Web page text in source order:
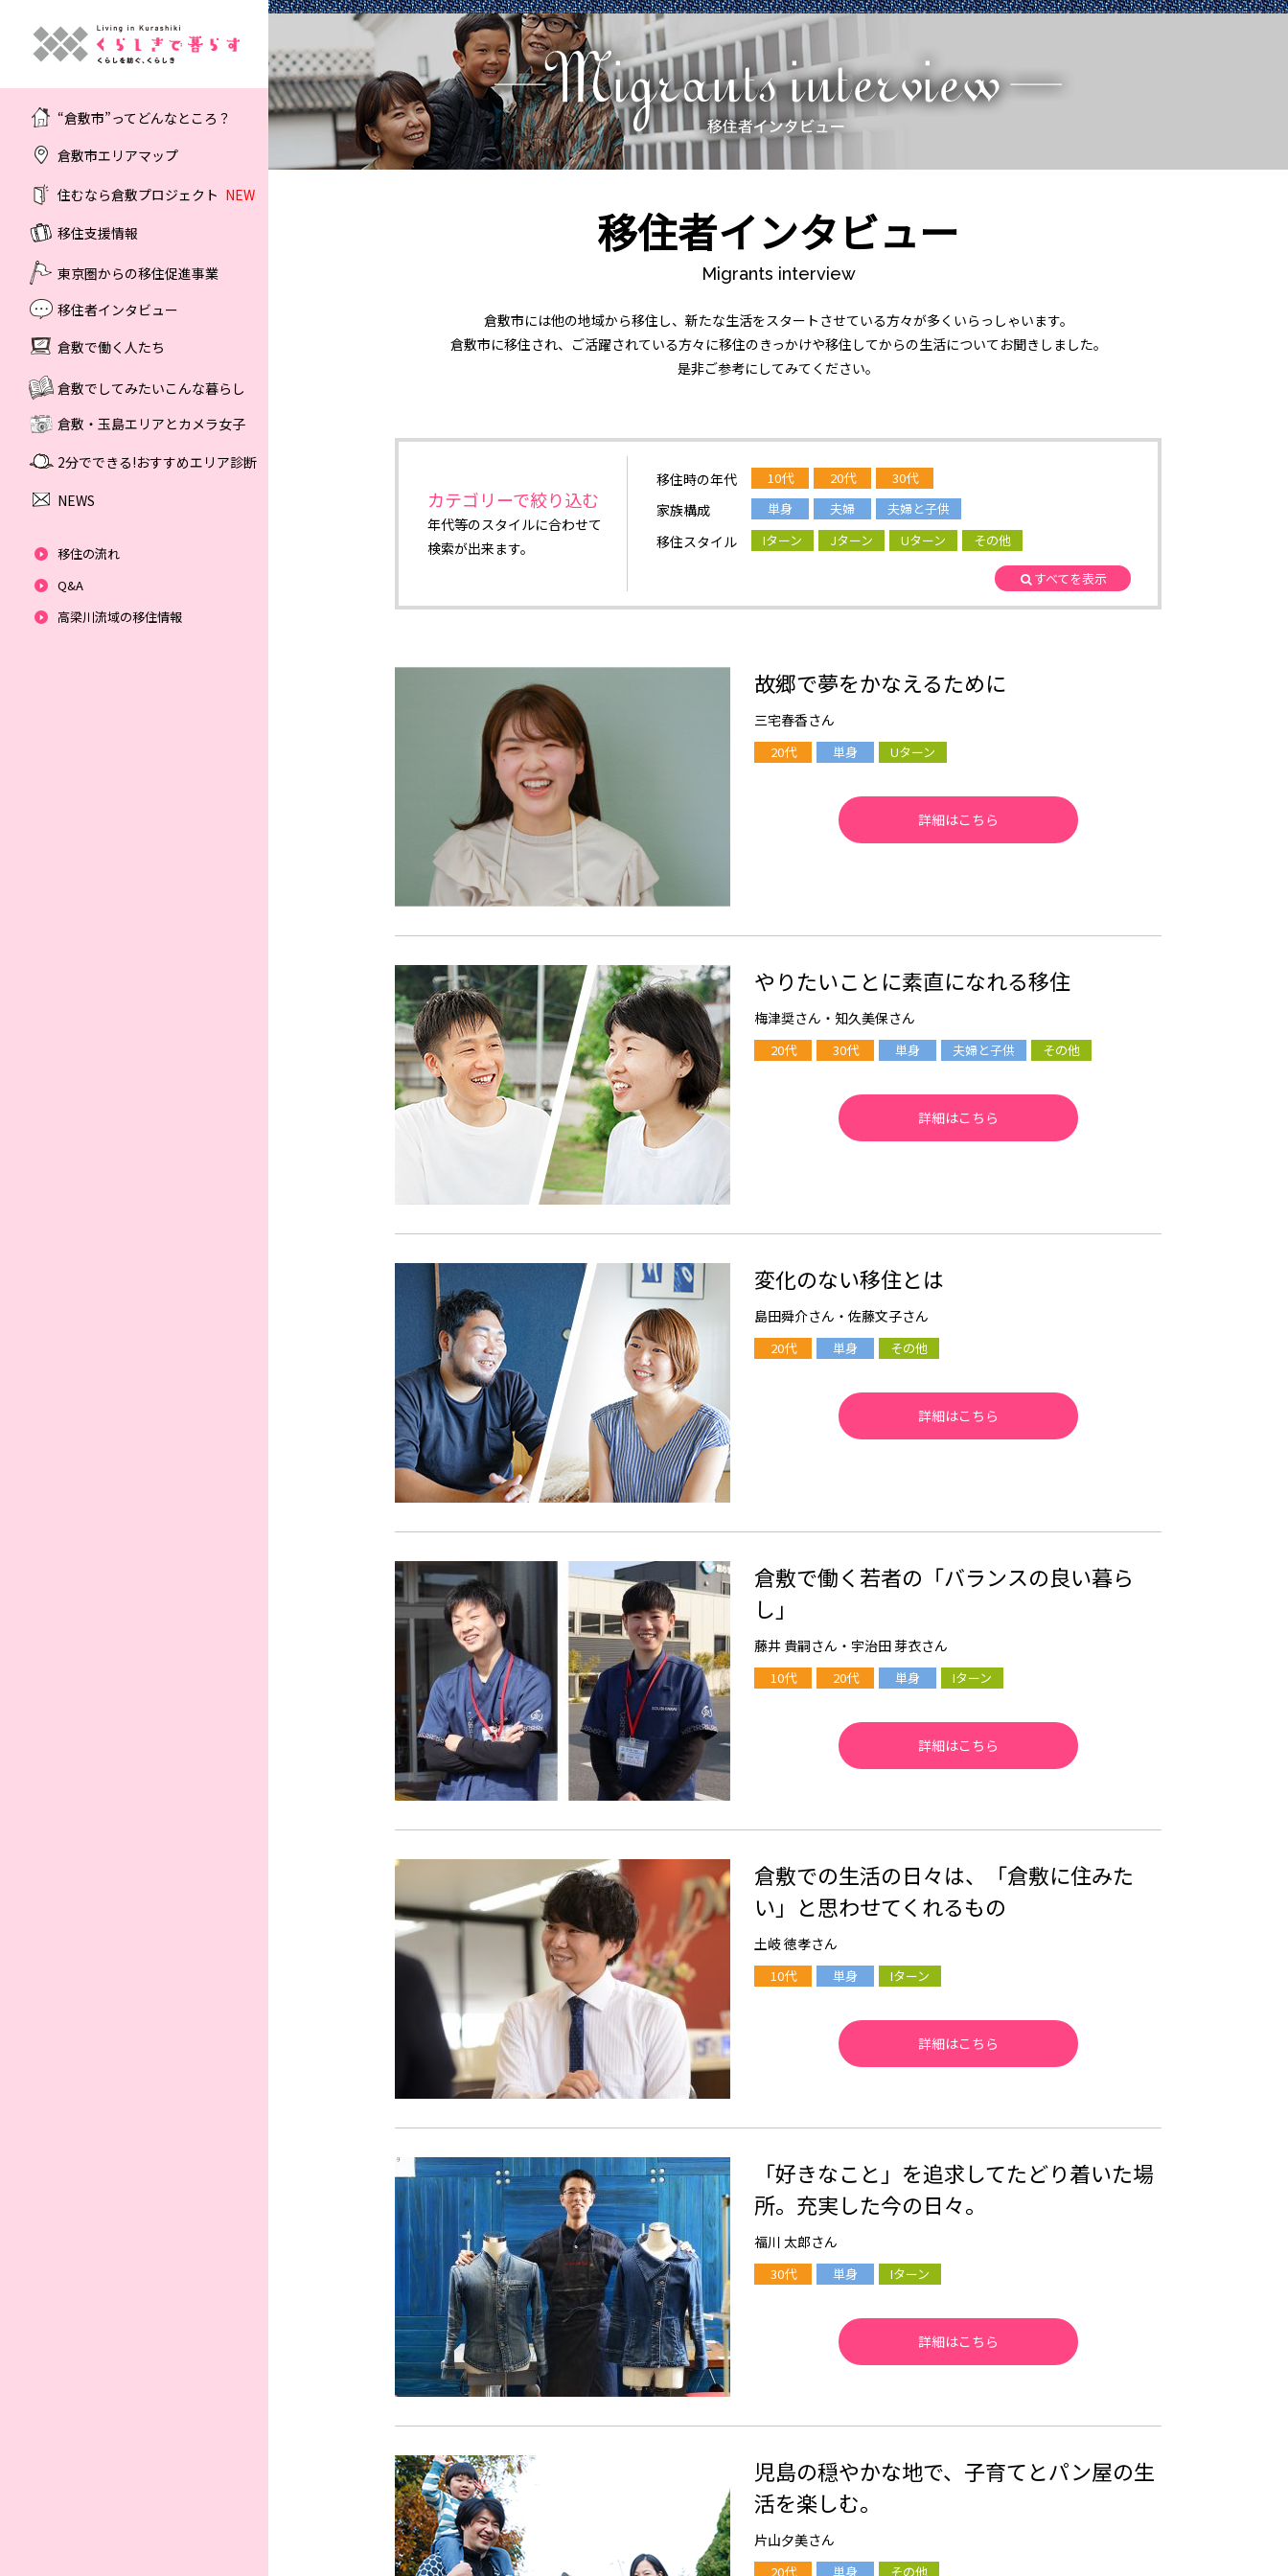
“倉敷市”ってどんなところ？
倉敷市エリアマップ
住むなら倉敷プロジェクト NEW
移住支援情報
東京圏からの移住促進事業
移住者インタビュー
倉敷で働く人たち
倉敷でしてみたいこんな暮らし
倉敷・玉島エリアとカメラ女子
2分でできる!おすすめエリア診断
NEWS
移住の流れ
Q&A
高梁川流域の移住情報
移住者インタビュー
Migrants interview
倉敷市には他の地域から移住し、新たな生活をスタートさせている方々が多くいらっしゃいます。
倉敷市に移住され、ご活躍されている方々に移住のきっかけや移住してからの生活についてお聞きしました。
是非ご参考にしてみてください。
カテゴリーで絞り込む
年代等のスタイルに合わせて
検索が出来ます。
移住時の年代 10代 20代 30代
家族構成 単身 夫婦 夫婦と子供
移住スタイル Iターン Jターン Uターン その他
すべてを表示
故郷で夢をかなえるために
三宅春香さん
20代 単身 Uターン
詳細はこちら
やりたいことに素直になれる移住
梅津奨さん・知久美保さん
20代 30代 単身 夫婦と子供 その他
詳細はこちら
変化のない移住とは
島田舜介さん・佐藤文子さん
20代 単身 その他
詳細はこちら
倉敷で働く若者の「バランスの良い暮ら
し」
藤井 貴嗣さん・宇治田 芽衣さん
10代 20代 単身 Iターン
詳細はこちら
倉敷での生活の日々は、「倉敷に住みた
い」と思わせてくれるもの
土岐 徳孝さん
10代 単身 Iターン
詳細はこちら
「好きなこと」を追求してたどり着いた場
所。充実した今の日々。
福川 太郎さん
30代 単身 Iターン
詳細はこちら
児島の穏やかな地で、子育てとパン屋の生
活を楽しむ。
片山夕美さん
20代 単身 その他